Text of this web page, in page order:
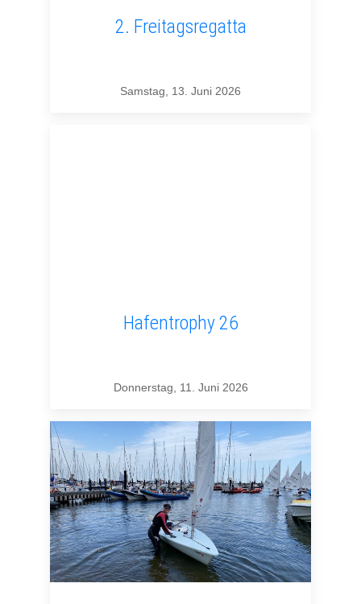
2. Freitagsregatta
Samstag, 13. Juni 2026
Hafentrophy 26
Donnerstag, 11. Juni 2026